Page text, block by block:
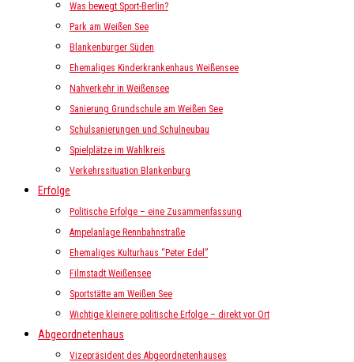
Was bewegt Sport-Berlin?
Park am Weißen See
Blankenburger Süden
Ehemaliges Kinderkrankenhaus Weißensee
Nahverkehr in Weißensee
Sanierung Grundschule am Weißen See
Schulsanierungen und Schulneubau
Spielplätze im Wahlkreis
Verkehrssituation Blankenburg
Erfolge
Politische Erfolge – eine Zusammenfassung
Ampelanlage Rennbahnstraße
Ehemaliges Kulturhaus “Peter Edel”
Filmstadt Weißensee
Sportstätte am Weißen See
Wichtige kleinere politische Erfolge – direkt vor Ort
Abgeordnetenhaus
Vizepräsident des Abgeordnetenhauses